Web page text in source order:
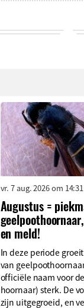
vr. 7 aug. 2026 om 14:31
Augustus =
en meld!
In deze periode
van
officiële naam voor
hoornaar) sterk. De
zijn uitgegroeid, en